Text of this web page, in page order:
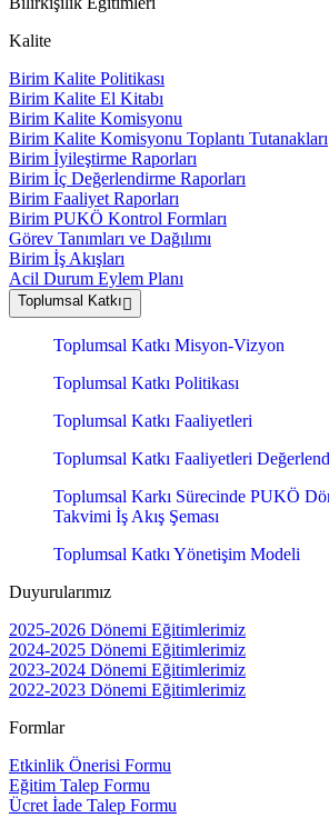
Kalite
Birim Kalite Politikası
Birim Kalite El Kitabı
Birim Kalite Komisyonu
Birim Kalite Komisyonu Toplantı Tutanakları
Birim İyileştirme Raporları
Birim İç Değerlendirme Raporları
Birim Faaliyet Raporları
Birim PUKÖ Kontrol Formları
Görev Tanımları ve Dağılımı
Birim İş Akışları
Acil Durum Eylem Planı
Toplumsal Katkı
Toplumsal Katkı Misyon-Vizyon
Toplumsal Katkı Politikası
Toplumsal Katkı Faaliyetleri
Toplumsal Katkı Faaliyetleri
Toplumsal Karkı Sürecinde PUKÖ
Takvimi İş Akış Şeması
Toplumsal Katkı Yönetişim Modeli
Duyurularımız
2025-2026 Dönemi Eğitimlerimiz
2024-2025 Dönemi Eğitimlerimiz
2023-2024 Dönemi Eğitimlerimiz
2022-2023 Dönemi Eğitimlerimiz
Formlar
Etkinlik Önerisi Formu
Eğitim Talep Formu
Ücret İade Talep Formu